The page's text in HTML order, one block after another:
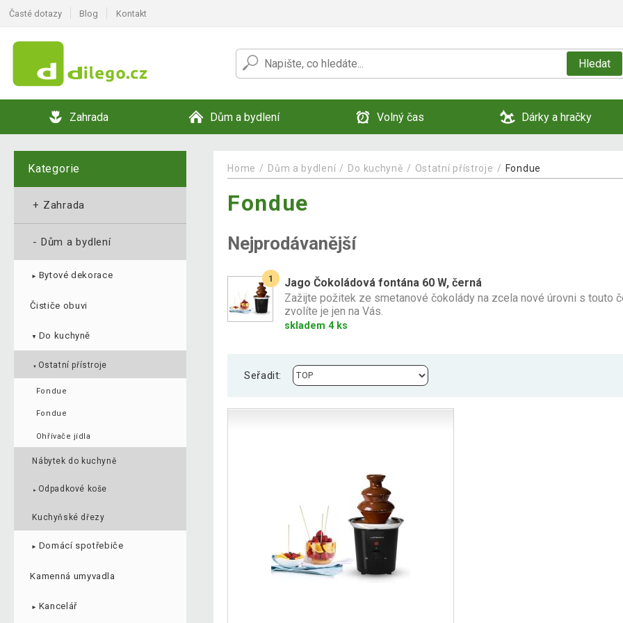
Časté dotazy Blog Kontakt
Hledat
Zahrada Dům a bydlení Volný čas Dárky a hračky
Kategorie
+ Zahrada
- Dům a bydlení
► Bytové dekorace
Čističe obuvi
▼ Do kuchyně
▼ Ostatní přístroje
Fondue
Fondue
Ohřívače jídla
Nábytek do kuchyně
► Odpadkové koše
Kuchyňské dřezy
► Domácí spotřebiče
Kamenná umyvadla
► Kancelář
Home Dům a bydlení Do kuchyně Ostatní přístroje Fondue
Fondue
Nejprodávanější
1
Jago Čokoládová fontána 60 W, černá
Zažijte požitek ze smetanové čokolády na zcela nové úrovni s touto
zvolíte je jen na Vás.
skladem 4 ks
Seřadit: